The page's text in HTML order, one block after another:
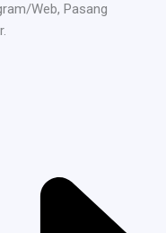
Web, Pasang